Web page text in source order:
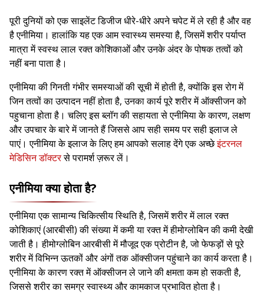
पूरी दुनियों को एक साइलेंट डिजीज धीरे-धीरे अपने चपेट में ले रही है और वह
है एनीमिया। हालांकि यह एक आम स्वास्थ्य समस्या है, जिसमें शरीर पर्याप्त
मात्रा में स्वस्थ लाल रक्त कोशिकाओं और उनके अंदर के पोषक तत्वों को
नहीं बना पाता है।
एनीमिया की गिनती गंभीर समस्याओं की सूची में होती है, क्योंकि इस रोग में
जिन तत्वों का उत्पादन नहीं होता है, उनका कार्य पूरे शरीर में ऑक्सीजन को
पहुचाना होता है। चलिए इस ब्लॉग की सहायता से एनीमिया के कारण, लक्षण
और उपचार के बारे में जानते हैं जिससे आप सही समय पर सही इलाज ले
पाएं। एनीमिया के इलाज के लिए हम आपको सलाह देंगे एक अच्छेइंटरनल
मेडिसिन डॉक्टरसे परामर्श ज़रूर लें।
एनीमिया क्या होता है?
एनीमिया एक सामान्य चिकित्सीय स्थिति है, जिसमें शरीर में लाल रक्त
कोशिकाएं (आरबीसी) की संख्या में कमी या रक्त में हीमोग्लोबिन की कमी देखी
जाती है। हीमोग्लोबिन आरबीसी में मौजूद एक प्रोटीन है, जो फेफड़ों से पूरे
शरीर में विभिन्न ऊतकों और अंगों तक ऑक्सीजन पहुंचाने का कार्य करता है।
एनीमिया के कारण रक्त में ऑक्सीजन ले जाने की क्षमता कम हो सकती है,
जिससे शरीर का समग्र स्वास्थ्य और कामकाज प्रभावित होता है।